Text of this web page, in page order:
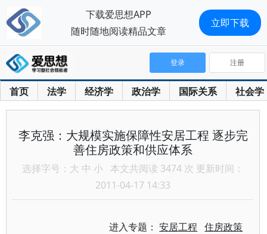
首页 法学 经济学 政治学 国际关系 社会学
登录 注册
李克强：大规模实施保障性安居工程 逐步完
善住房政策和供应体系
选择字号： 大 中 小 本文共阅读 3474 次 更新时间：
2011-04-17 14:33
进入专题：安居工程 住房政策
下载爱思想APP
随时随地阅读精品文章
立即下载